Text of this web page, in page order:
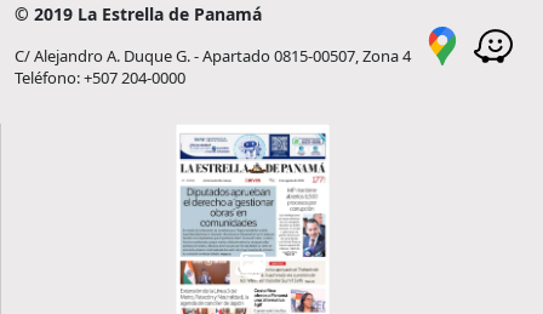
© 2019 La Estrella de Panamá
C/ Alejandro A. Duque G. - Apartado 0815-00507, Zona 4
Teléfono: +507 204-0000